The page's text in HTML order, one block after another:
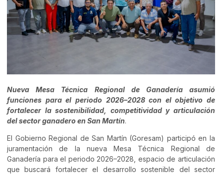
Nueva Mesa Técnica Regional de Ganadería asumió
funciones para el periodo 2026–2028 con el objetivo de
fortalecer la sostenibilidad, competitividad y articulación
del sector ganadero en San Martín.
El Gobierno Regional de San Martín (Goresam) participó en la
juramentación de la nueva Mesa Técnica Regional de
Ganadería para el periodo 2026–2028, espacio de articulación
que buscará fortalecer el desarrollo sostenible del sector